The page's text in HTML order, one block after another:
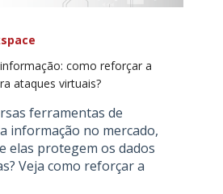
como reforçar a
ataques virtuais?
ferramentas de
informação no mercado,
elas protegem os dados
Veja como reforçar a